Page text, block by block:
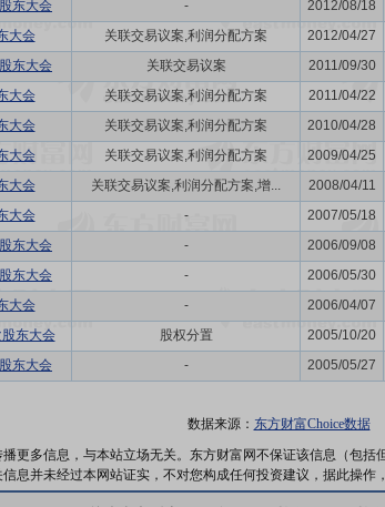
东大会
- 2012/08/18
大会
关联交易议案,利润分配方案 2012/04/27
东大会
关联交易议案 2011/09/30
大会
关联交易议案,利润分配方案 2011/04/22
大会
关联交易议案,利润分配方案 2010/04/28
大会
关联交易议案,利润分配方案 2009/04/25
大会
关联交易议案,利润分配方案,增... 2008/04/11
大会
- 2007/05/18
东大会
- 2006/09/08
东大会
- 2006/05/30
大会
- 2006/04/07
东大会
股权分置 2005/10/20
东大会
- 2005/05/27
数据来源： 东方财富Choice数据
更多信息，与本站立场无关。东方财富网不保证该信息（包
息并未经过本网站证实，不对您构成任何投资建议，据此操作